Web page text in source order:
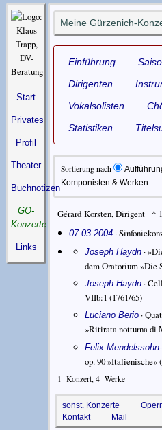
Start
Privates
Profil
Theater
Buchnotizen
GO-
Konzerte
Links
Meine Gürzenich-
Einführung
Dirigenten
Vokalsolisten
Statistiken
Sortierung nach
Komponisten & Werken
Gérard Korsten,Dirigent *
07.03.2004 ·
Joseph Haydn ·
dem Oratorium »Die
Joseph Haydn ·
VIIb:1 (1761/65)
Luciano Berio ·
»Ritirata notturna di
Felix
op. 90 »Italienische«
1 Konzert, 4Werke
sonst. Konzerte
Kontakt
Mail